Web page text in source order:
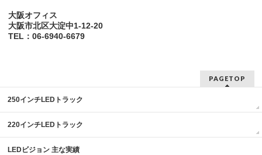
大阪オフィス
大阪市北区大淀中1-12-20
TEL：06-6940-6679
PAGETOP
250インチLEDトラック
220インチLEDトラック
LEDビジョン 主な実績